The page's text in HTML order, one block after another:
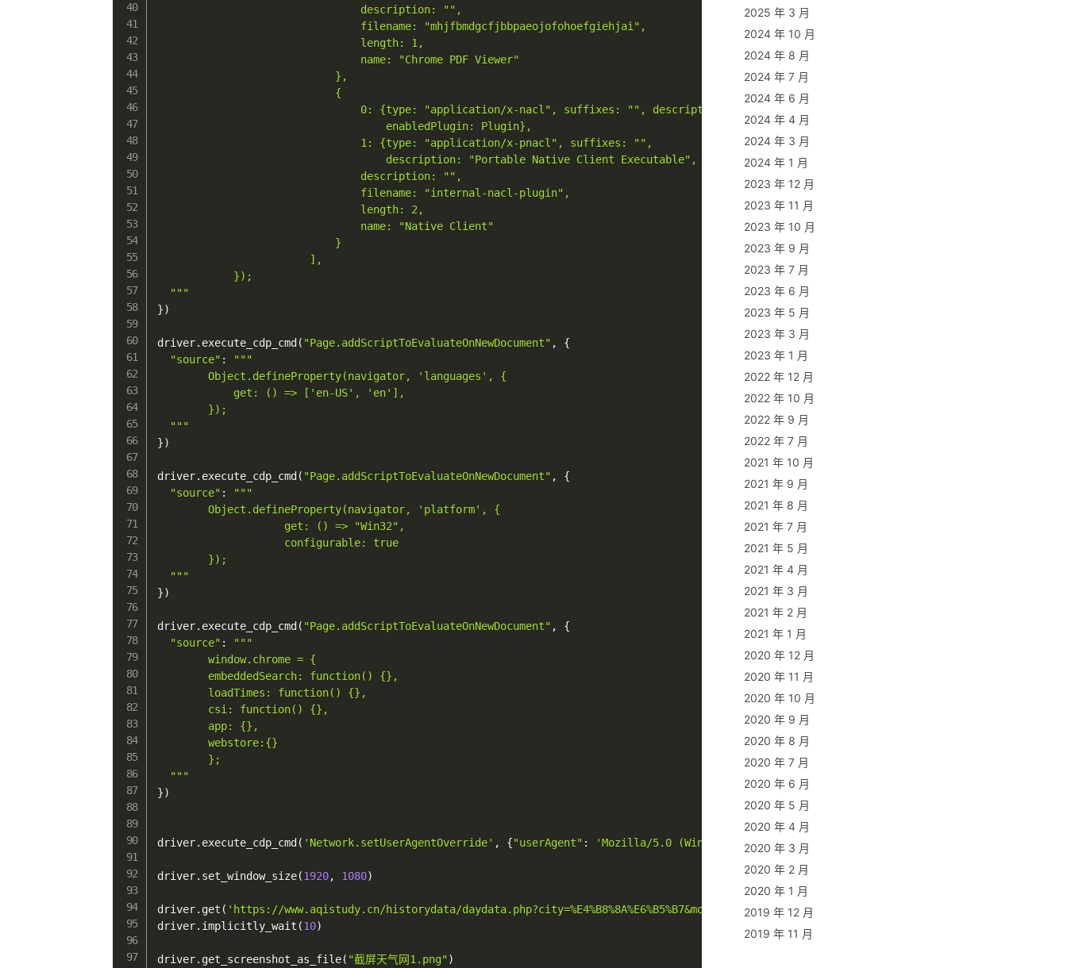
                                description: "",
                                filename: "mhjfbmdgcfjbbpaeojofohoefgiehjai",
                                length: 1,
                                name: "Chrome PDF Viewer"
                            },
                            {
                                0: {type: "application/x-nacl", suffixes: "", description: "Native Client Executable",
                                    enabledPlugin: Plugin},
                                1: {type: "application/x-pnacl", suffixes: "",
                                    description: "Portable Native Client Executable", enabledPlugin: Plugin},
                                description: "",
                                filename: "internal-nacl-plugin",
                                length: 2,
                                name: "Native Client"
                            }
                        ],
            });
  """
})
driver. execute_cdp_cmd ( "Page.addScriptToEvaluateOnNewDocument" ,
{
"source" :
"""
        Object.defineProperty(navigator, 'languages', {
            get: () => ['en-US', 'en'],
        });
  """
})
driver. execute_cdp_cmd ( "Page.addScriptToEvaluateOnNewDocument" ,
{
"source" :
"""
        Object.defineProperty(navigator, 'platform', {
                    get: () => "Win32",
                    configurable: true
        });
  """
})
driver. execute_cdp_cmd ( "Page.addScriptToEvaluateOnNewDocument" ,
{
"source" :
"""
        window.chrome = {
        embeddedSearch: function() {},
        loadTimes: function() {},
        csi: function() {},
        app: {},
        webstore:{}
        };
  """
})
driver. execute_cdp_cmd ( 'Network.setUserAgentOverride' , {"userAgent" : 'Mozilla/5.0 (Windows NT 10.0; Win64; x64) AppleWebKit/537.36 (KHTML,
driver. set_window_size(1920, 1080)
driver. get ( 'https://www.aqistudy.cn/historydata/daydata.php?city=%E4%B8%8A%E6%B5%B7&month=201406' )
driver. implicitly_wait (10)
driver. get_screenshot_as_file( "截屏天气网1.png")
2025 年 3 月
2024 年 10 月
2024 年 8 月
2024 年 7 月
2024 年 6 月
2024 年 4 月
2024 年 3 月
2024 年 1 月
2023 年 12 月
2023 年 11 月
2023 年 10 月
2023 年 9 月
2023 年 7 月
2023 年 6 月
2023 年 5 月
2023 年 3 月
2023 年 1 月
2022 年 12 月
2022 年 10 月
2022 年 9 月
2022 年 7 月
2021 年 10 月
2021 年 9 月
2021 年 8 月
2021 年 7 月
2021 年 5 月
2021 年 4 月
2021 年 3 月
2021 年 2 月
2021 年 1 月
2020 年 12 月
2020 年 11 月
2020 年 10 月
2020 年 9 月
2020 年 8 月
2020 年 7 月
2020 年 6 月
2020 年 5 月
2020 年 4 月
2020 年 3 月
2020 年 2 月
2020 年 1 月
2019 年 12 月
2019 年 11 月